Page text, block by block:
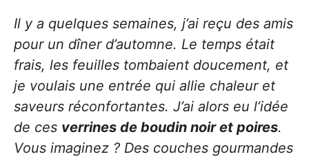
Il y a quelques semaines, j’ai reçu des amis
pour un dîner d’automne. Le temps était
frais, les feuilles tombaient doucement, et
je voulais une entrée qui allie chaleur et
saveurs réconfortantes. J’ai alors eu l’idée
de ces verrines de boudin noir et poires.
Vous imaginez ? Des couches gourmandes